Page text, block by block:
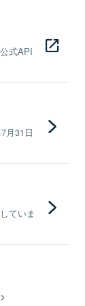
式API
月31日
ていま